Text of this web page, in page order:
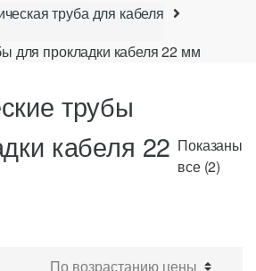
труба для кабеля
для прокладки кабеля 22 мм
трубы
кабеля 22 Показаны
все (2)